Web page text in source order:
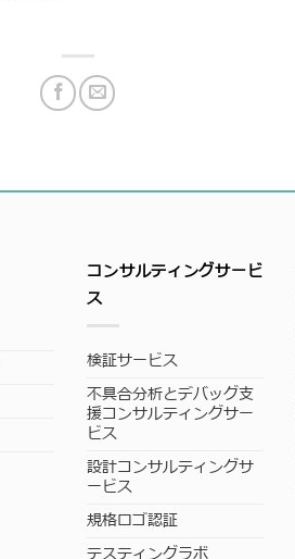
コンサルティングサービ
ス
検証サービス
不具合分析とデバッグ支
援コンサルティングサー
ビス
設計コンサルティングサ
ービス
規格ロゴ認証
テスティングラボ